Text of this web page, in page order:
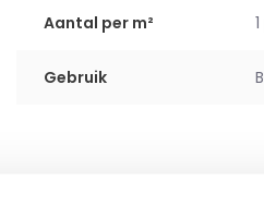
Aantal per m²
Gebruik